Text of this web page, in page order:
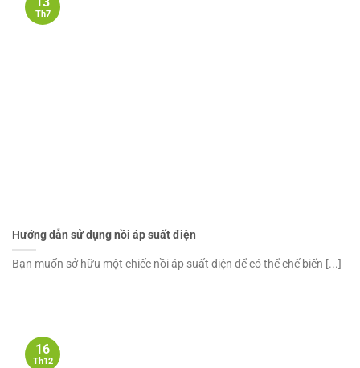
Hướng dẫn sử dụng nồi áp suất điện
Bạn muốn sở hữu một chiếc nồi áp suất điện để có thể chế biến [...]
Th7
16
Th12